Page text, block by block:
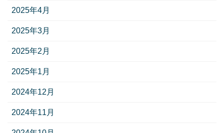
2025年4月
2025年3月
2025年2月
2025年1月
2024年12月
2024年11月